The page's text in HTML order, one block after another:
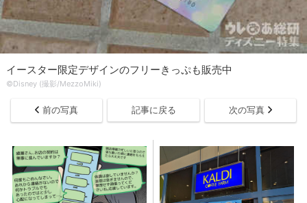
イースター限定デザインのフリーきっぷも販売中
©Disney (撮影/MezzoMiki)
前の写真 記事に戻る 次の写真